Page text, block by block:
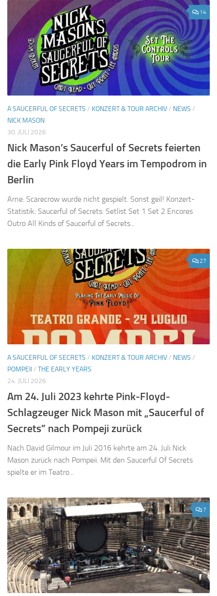
14
A SAUCERFUL OF SECRETS / KONZERT & TOUR ARCHIV/ NEWS /
NICK MASON
30. JULI 2026
Nick Mason’s Saucerful of Secrets feierten
die Early Pink Floyd Years im Tempodrom in
Berlin
Arne: Scarecrow wurde nicht gespielt. Sonst geil! Konzert-
Statistik: Saucerful of Secrets: Setlist Set 1 Set 2 Encores
Outro All Kinds of Saucerful of Secrets...
27
A SAUCERFUL OF SECRETS / KONZERT & TOUR ARCHIV/ NEWS /
POMPEII/ THE EARLY YEARS
24. JULI 2026
Am 24. Juli 2023 kehrte Pink-Floyd-
Schlagzeuger Nick Mason mit „Saucerful of
Secrets” nach Pompeji zurück
Nach David Gilmour im Juli 2016 kehrte am 24. Juli Nick
Mason zurück nach Pompeii. Mit den Saucerful Of Secrets
spielte er im Teatro...
7